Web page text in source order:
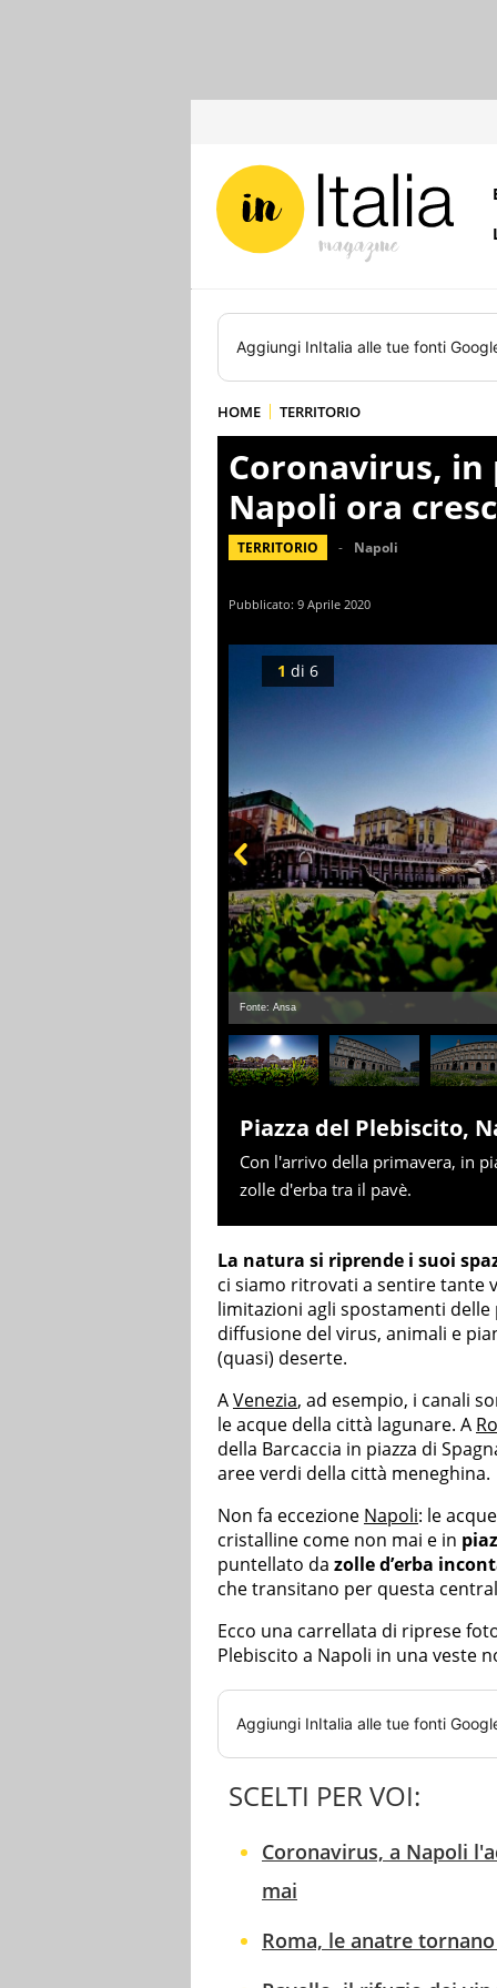
Aggiungi InItalia alle tue fonti
HOME TERRITORIO
Coronavirus, in
Napoli ora
TERRITORIO Napoli
Pubblicato: 9 Aprile 2020
Fonte: Ansa
Prev
1 di 6
Piazza del Plebiscito,
Con l'arrivo della primavera, in
zolle d'erba tra il pavè.
La natura si riprende i suoi
ci siamo ritrovati a sentire tante
limitazioni agli spostamenti delle
diffusione del virus, animali e
(quasi) deserte.
AVenezia, ad esempio, i canali
le acque della città lagunare. A
della Barcaccia in piazza di
aree verdi della città meneghina.
Non fa eccezione Napoli: le
cristalline come non mai e in
puntellato da zolle d’erba
che transitano per questa
Ecco una carrellata di riprese
Plebiscito a Napoli in una veste
Aggiungi InItalia alle tue fonti
SCELTI PER VOI:
Coronavirus, a Napoli
mai
Roma, le anatre